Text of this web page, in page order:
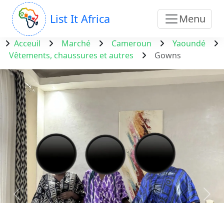
List It Africa Menu
Acceuil Marché Cameroun
Yaoundé
Vêtements, chaussures et autres
Gowns